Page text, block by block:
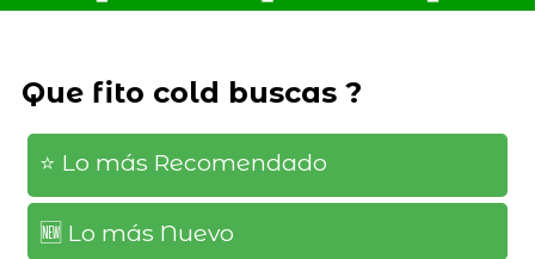
Que fito cold buscas ?
⭐️ Lo más Recomendado
🆕️ Lo más Nuevo